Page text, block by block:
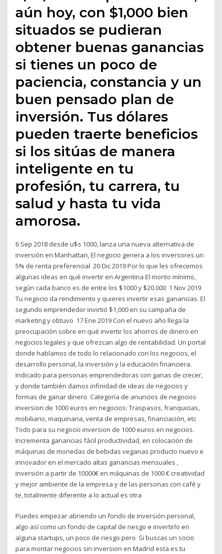
aún hoy, con $1,000 bien
situados se pudieran
obtener buenas ganancias
si tienes un poco de
paciencia, constancia y un
buen pensado plan de
inversión. Tus dólares
pueden traerte beneficios
si los sitúas de manera
inteligente en tu
profesión, tu carrera, tu
salud y hasta tu vida
amorosa.
6 Sep 2018 desde u$s 1000, lanza una nueva alternativa de
inversión en Manhattan, El negocio genera a los inversores un
5% de renta preferencial 20 Dic 2019 Por lo que les ofrecemos
algunas ideas en qué invertir en Argentina El monto mínimo,
según cada banco es de entre los $1000 y $20.000 1 Nov 2019
Tu negocio da rendimiento y quieres invertir esas ganancias. El
segundo emprendedor invirtió $1,000 en su campaña de
marketing y obtuvo 17 Ene 2019 Con el nuevo año llega la
preocupación sobre en qué invertir los ahorros de dinero en
negocios legales y que ofrezcan algo de rentabilidad. Un portal
donde hablamos de todo lo relacionado con los negocios, el
desarrollo personal, la inversión y la educación financiera.
Indicado para personas emprendedoras con ganas de crecer,
y donde también damos infinidad de ideas de negocios y
formas de ganar dinero. Categoría de anuncios de negocios
inversion de 1000 euros en negocios: Traspasos, franquicias,
mobiliario, maquinaria, venta de empresas, financiación, etc
Todo para su negocio inversion de 1000 euros en negocios.
Incrementa ganancias fácil productividad, en colocación de
máquinas de monedas de bebidas veganas producto nuevo e
innovador en el mercado altas ganancias mensuales ,
inversión a partir de 10000€ en máquinas de 1000 € creatividad
y mejor ambiente de la empresa y de las personas con café y
te, totalmente diferente a lo actual es otra
Puedes empezar abriendo un fondo de inversión personal,
algo así como un fondo de capital de riesgo e invertirlo en
alguna startups, un poco de riesgo pero Si buscas un socio
para montar negocios sin inversion en Madrid esta es tu